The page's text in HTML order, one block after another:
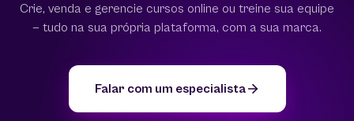
Crie, venda e gerencie cursos online ou treine sua equipe
— tudo na sua própria plataforma, com a sua marca.
Falar com um especialista